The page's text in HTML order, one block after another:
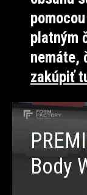
platným
nemáte,
zakúpiť
Body